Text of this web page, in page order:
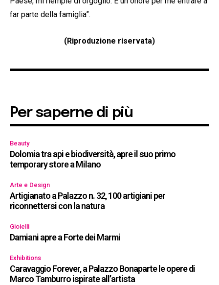
far parte della famiglia”.
(Riproduzione riservata)
Per saperne di più
Beauty
Dolomia tra api e biodiversità, apre il suo primo
temporary store a Milano
Arte e Design
Artigianato a Palazzo n. 32, 100 artigiani per
riconnettersi con la natura
Gioielli
Damiani apre a Forte dei Marmi
Exhibitions
Caravaggio Forever, a Palazzo Bonaparte le opere di
Marco Tamburro ispirate all’artista